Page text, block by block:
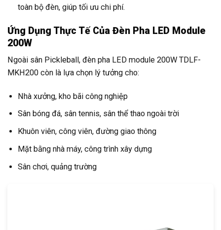
toàn bộ đèn, giúp tối ưu chi phí.
Ứng Dụng Thực Tế Của Đèn Pha LED Module
200W
Ngoài sân Pickleball, đèn pha LED module 200W TDLF-
MKH200 còn là lựa chọn lý tưởng cho:
Nhà xưởng, kho bãi công nghiệp
Sân bóng đá, sân tennis, sân thể thao ngoài trời
Khuôn viên, công viên, đường giao thông
Mặt bằng nhà máy, công trình xây dựng
Sân chơi, quảng trường